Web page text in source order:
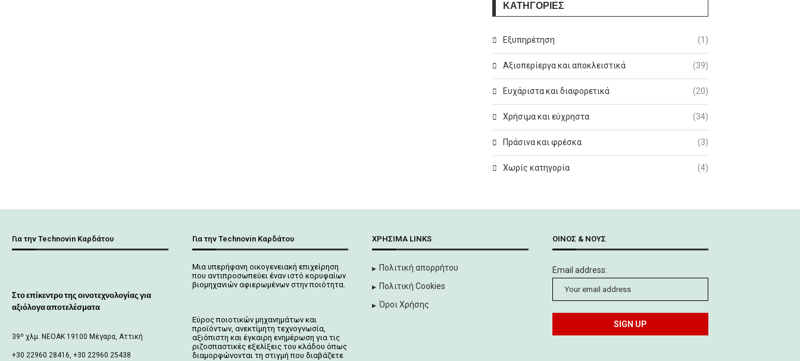
ΚΑΤΗΓΟΡΙΕΣ
Εξυπηρέτηση (1)
Αξιοπερίεργα και αποκλειστικά (39)
Ευχάριστα και διαφορετικά (20)
Χρήσιμα και εύχρηστα (34)
Πράσινα και φρέσκα (3)
Χωρίς κατηγορία (4)
Για την Technovin Καρδάτου
Στο επίκεντρο της οινοτεχνολογίας για
αξιόλογα αποτελέσματα
39º χλμ. ΝΕΟΑΚ 19100 Mέγαρα, Αττική
+30 22960 28416, +30 22960 25438
Για την Technovin Καρδάτου
Μια υπερήφανη οικογενειακή επιχείρηση
που αντιπροσωπεύει έναν ιστό κορυφαίων
βιομηχανιών αφιερωμένων στην ποιότητα.
Εύρος ποιοτικών μηχανημάτων και
προϊόντων, ανεκτίμητη τεχνογνωσία,
αξιόπιστη και έγκαιρη ενημέρωση για τις
ριζοσπαστικές εξελίξεις του κλάδου όπως
διαμορφώνονται τη στιγμή που διαβάζετε
ΧΡΉΣΙΜΑ LINKS
Πολιτική απορρήτου
Πολιτική Cookies
Όροι Χρήσης
ΟΊΝΟΣ & ΝΟΥΣ
Email address: